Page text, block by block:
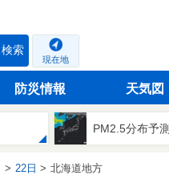
検索
現在地
防災情報 天気図
PM2.5分布予測
22日 北海道地方